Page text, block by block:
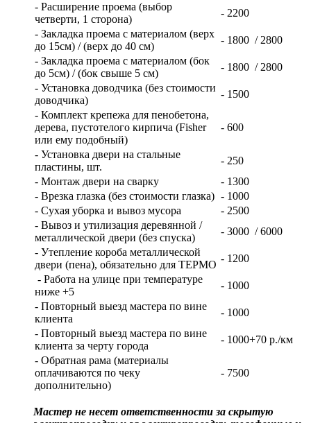
- Расширение проема (выбор
четверти, 1 сторона)
- 2200
- Закладка проема с материалом (верх
до 15см) / (верх до 40 см)
- 1800 / 2800
- Закладка проема с материалом (бок
до 5см) / (бок свыше 5 см)
- 1800 / 2800
- Установка доводчика (без стоимости
доводчика)
- 1500
- Комплект крепежа для пенобетона,
дерева, пустотелого кирпича (Fisher
или ему подобный)
- 600
- Установка двери на стальные
пластины, шт.
- 250
- Монтаж двери на сварку
- 1300
- Врезка глазка (без стоимости глазка) - 1000
- Сухая уборка и вывоз мусора
- 2500
- Вывоз и утилизация деревянной /
металлической двери (без спуска)
- 3000 / 6000
- Утепление короба металлической
двери (пена), обязательно для ТЕРМО
- 1200
- Работа на улице при температуре
ниже +5
- 1000
- Повторный выезд мастера по вине
клиента
- 1000
- Повторный выезд мастера по вине
клиента за черту города
- 1000+70 р./км
- Обратная рама (материалы
оплачиваются по чеку
дополнительно)
- 7500
Мастер не несет ответственности за скрытую